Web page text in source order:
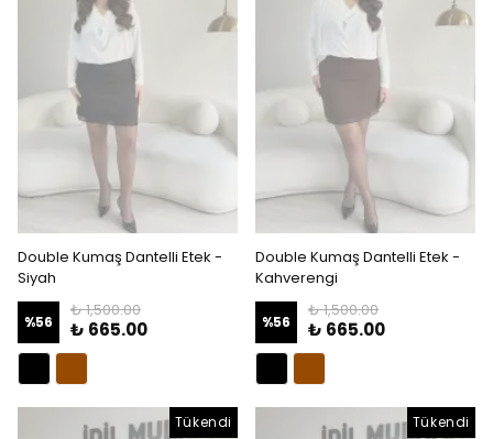
Double Kumaş Dantelli Etek -
Siyah
%56
₺ 1,500.00
₺ 665.00
Double Kumaş Dantelli Etek -
Kahverengi
%56
₺ 1,500.00
₺ 665.00
Tükendi Tükendi